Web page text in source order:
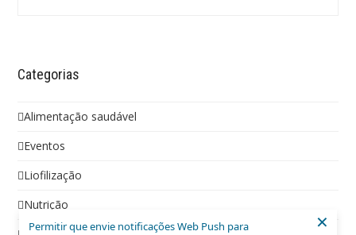
Permitir que envie notificações Web Push para
×
Categorias
Alimentação saudável
Eventos
Liofilização
Nutrição